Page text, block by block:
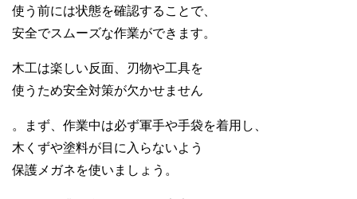
使う前には状態を確認することで、
安全でスムーズな作業ができます。
木工は楽しい反面、刃物や工具を
使うため安全対策が欠かせません
。まず、作業中は必ず軍手や手袋を着用し、
木くずや塗料が目に入らないよう
保護メガネを使いましょう。